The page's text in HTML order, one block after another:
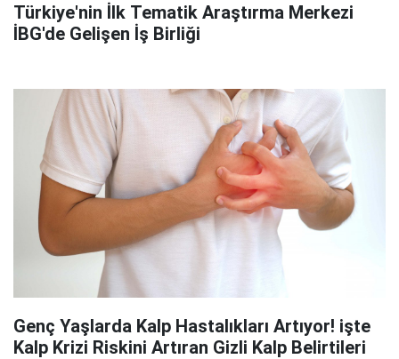
Türkiye'nin İlk Tematik Araştırma Merkezi
İBG'de Gelişen İş Birliği
Genç Yaşlarda Kalp Hastalıkları Artıyor! işte
Kalp Krizi Riskini Artıran Gizli Kalp Belirtileri